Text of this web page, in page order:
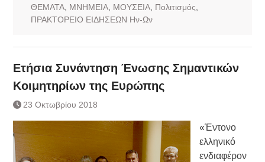
ΘΕΜΑΤΑ, ΜΝΗΜΕΙΑ, ΜΟΥΣΕΙΑ, Πολιτισμός
ΠΡΑΚΤΟΡΕΙΟ ΕΙΔΗΣΕΩΝ Ην-Ων
Ετήσια Συνάντηση Ένωσης Σημαντικών
Κοιμητηρίων της Ευρώπης
23 Οκτωβρίου 2018
«Έντονο
ελληνικό
ενδιαφέρον